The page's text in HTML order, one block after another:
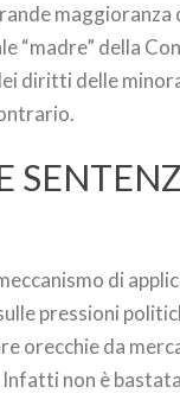
maggioranza
“madre” della
diritti delle
di
pressioni
orecchie da
non è